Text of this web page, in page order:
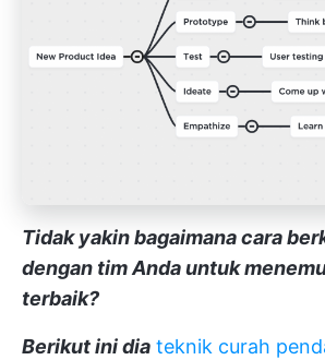
Tidak yakin bagaimana cara
dengan tim Anda untuk
terbaik?
Berikut ini dia teknik curah